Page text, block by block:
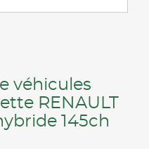
véhicules
RENAULT
145ch